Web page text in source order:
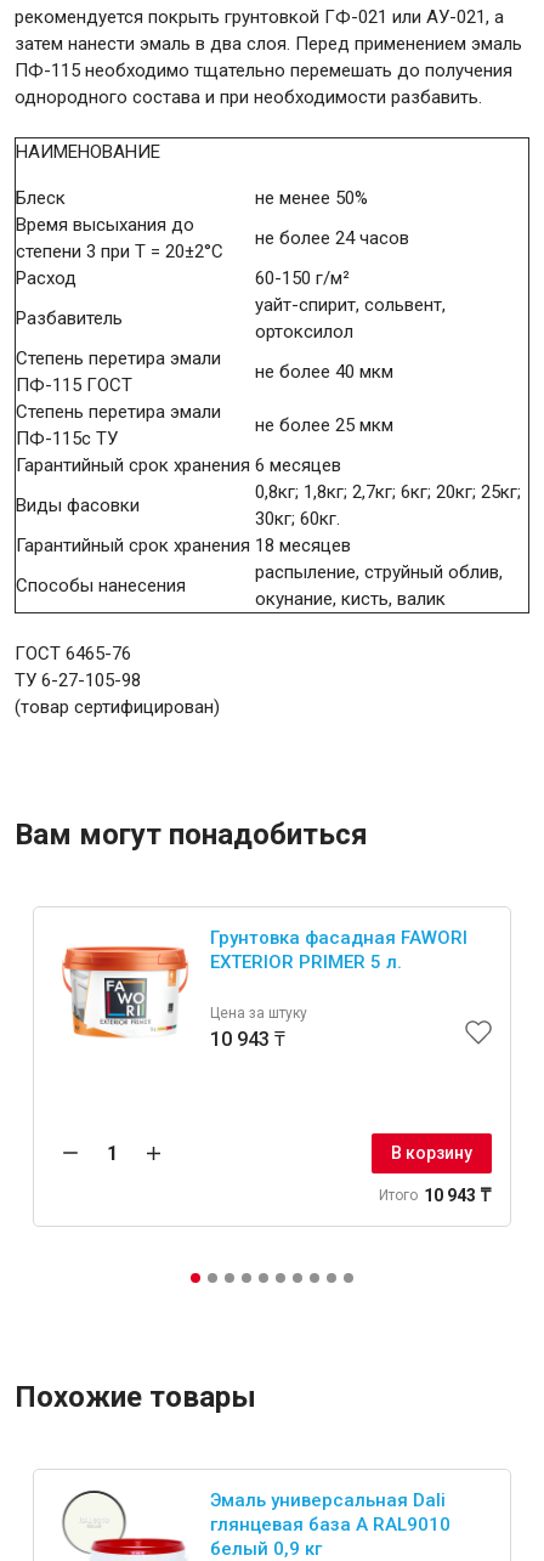
рекомендуется покрыть грунтовкой ГФ-021 или АУ-021, а
затем нанести эмаль в два слоя. Перед применением эмаль
ПФ-115 необходимо тщательно перемешать до получения
однородного состава и при необходимости разбавить.
НАИМЕНОВАНИЕ
Блеск
не менее 50%
Время высыхания до
степени 3 при Т = 20±2°С
не более 24 часов
Расход
60-150 г/м²
Разбавитель
уайт-спирит, сольвент,
ортоксилол
Степень перетира эмали
ПФ-115 ГОСТ
не более 40 мкм
Степень перетира эмали
ПФ-115с ТУ
не более 25 мкм
Гарантийный срок хранения 6 месяцев
Виды фасовки
0,8кг; 1,8кг; 2,7кг; 6кг; 20кг; 25кг;
30кг; 60кг.
Гарантийный срок хранения 18 месяцев
Способы нанесения
распыление, струйный облив,
окунание, кисть, валик
ГОСТ 6465-76
ТУ 6-27-105-98
(товар сертифицирован)
Вам могут понадобиться
Грунтовка фасадная FAWORI
EXTERIOR PRIMER 5 л.
Цена за штуку
10 943 ₸
В корзину
Итого 10 943 ₸
Похожие товары
Эмаль универсальная Dali
глянцевая база А RAL9010
белый 0,9 кг